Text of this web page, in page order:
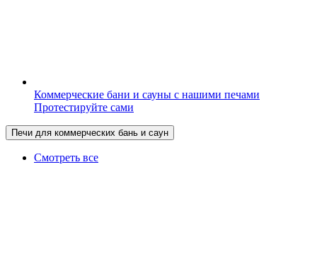
Коммерческие бани и сауны с нашими печами
Протестируйте сами
Печи для коммерческих бань и саун
Смотреть все